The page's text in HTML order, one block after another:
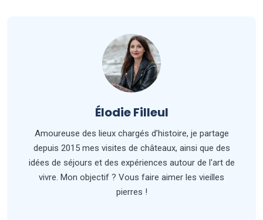
Élodie Filleul
Amoureuse des lieux chargés d’histoire, je partage
depuis 2015 mes visites de châteaux, ainsi que des
idées de séjours et des expériences autour de l'art de
vivre. Mon objectif ? Vous faire aimer les vieilles
pierres !